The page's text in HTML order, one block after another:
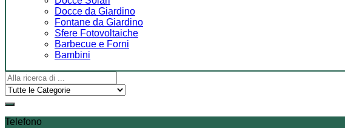
Docce da Giardino
Fontane da Giardino
Sfere Fotovoltaiche
Barbecue e Forni
Bambini
Telefono